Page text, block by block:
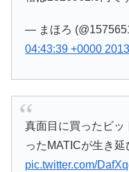
— まほろ
04:43:39 +0000 2013
真面目に買ったビッ
ったMATICが生き延
pic.twitter.com/